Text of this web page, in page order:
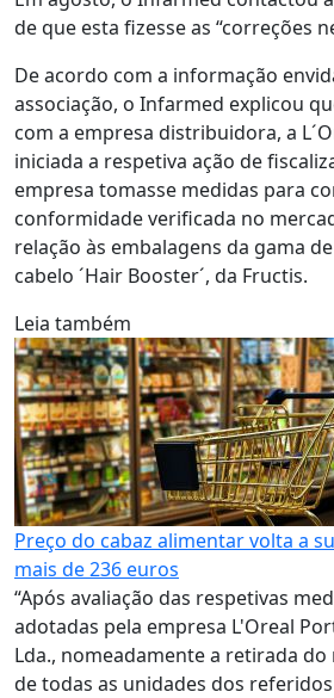
de que esta fizesse as “correções
De acordo com a informação
associação, o Infarmed explicou
com a empresa distribuidora, a
iniciada a respetiva ação de
empresa tomasse medidas para
conformidade verificada no
relação às embalagens da gama
cabelo ´Hair Booster´, da Fructis.
Leia também
Preço do cabaz alimentar volta a
mais de 236 euros
“Após avaliação das respetivas
adotadas pela empresa L'Oreal
Lda., nomeadamente a retirada
de todas as unidades dos